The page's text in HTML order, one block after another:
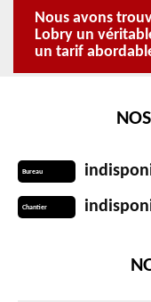
Nous avons
Lobry un
un tarif
Bureau
Chantier